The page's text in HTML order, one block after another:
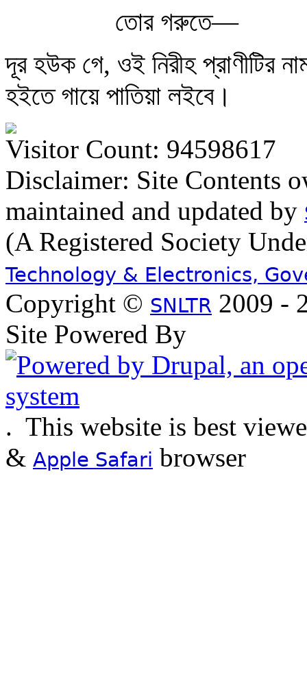
তোর গরুতে—
দূর হউক গে, ওই নিরীহ প্রাণীটির
হইতে গায়ে পাতিয়া লইবে।
Visitor Count: 94598617
Disclaimer: Site Contents
maintained and updated by
(A Registered Society
Technology & Electronics,
Copyright © SNLTR 2009 -
Site Powered By
. This website is best
& Apple Safari browser